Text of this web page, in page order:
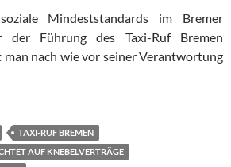
Mindeststandards im Bremer
der Führung des Taxi-Ruf Bremen
nach wie vor seiner Verantwortung
TAXI-RUF BREMEN
AUF KNEBELVERTRÄGE